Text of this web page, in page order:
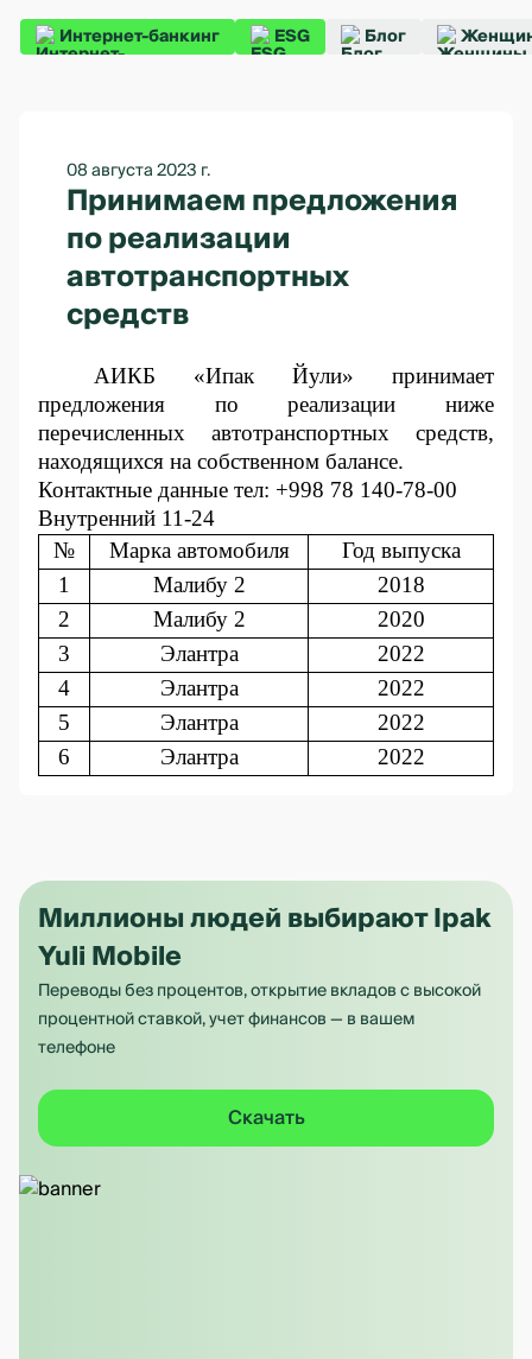
Интернет-банкинг ESG Блог
08 августа 2023 г.
Принимаем предложения
по реализации
автотранспортных
средств
АИКБ «Ипак Йули» принимает
предложения по реализации ниже
перечисленных автотранспортных средств,
находящихся на собственном балансе.
Контактные данные тел: +998 78 140-78-00
Внутренний 11-24
№
Марка автомобиля
Год выпуска
1
Малибу 2
2018
2
Малибу 2
2020
3
Элантра
2022
4
Элантра
2022
5
Элантра
2022
6
Элантра 2022
Миллионы людей выбирают Ipak
Yuli Mobile
Переводы без процентов, открытие вкладов с высокой
процентной ставкой, учет финансов — в вашем
телефоне
Скачать